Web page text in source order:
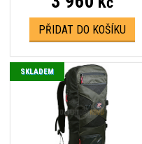
PŘIDAT DO KOŠÍKU
SKLADEM